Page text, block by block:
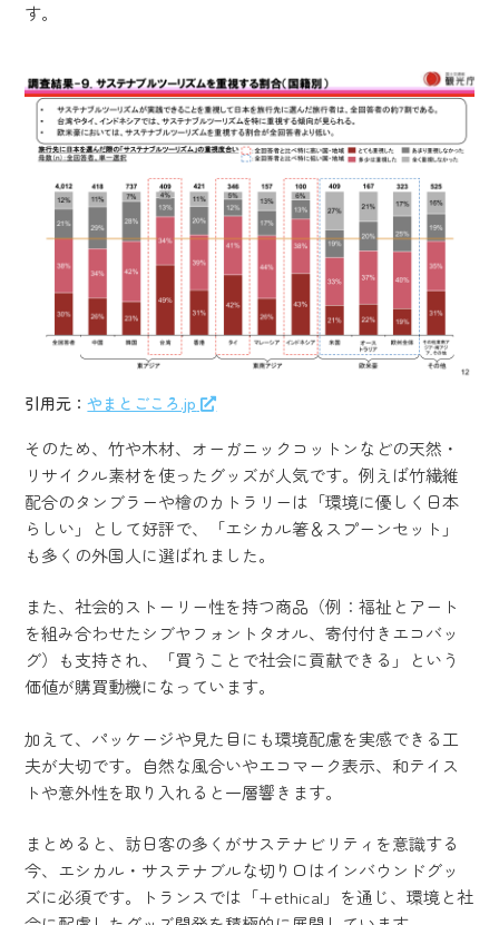
す。
引用元：やまとごころ.jp
そのため、竹や木材、オーガニックコットンなどの天然・
リサイクル素材を使ったグッズが人気です。例えば竹繊維
配合のタンブラーや檜のカトラリーは「環境に優しく日本
らしい」として好評で、「エシカル箸＆スプーンセット」
も多くの外国人に選ばれました。
また、社会的ストーリー性を持つ商品（例：福祉とアート
を組み合わせたシブヤフォントタオル、寄付付きエコバッ
グ）も支持され、「買うことで社会に貢献できる」という
価値が購買動機になっています。
加えて、パッケージや見た目にも環境配慮を実感できる工
夫が大切です。自然な風合いやエコマーク表示、和テイス
トや意外性を取り入れると一層響きます。
まとめると、訪日客の多くがサステナビリティを意識する
今、エシカル・サステナブルな切り口はインバウンドグッ
ズに必須です。トランスでは「+ethical」を通じ、環境と社